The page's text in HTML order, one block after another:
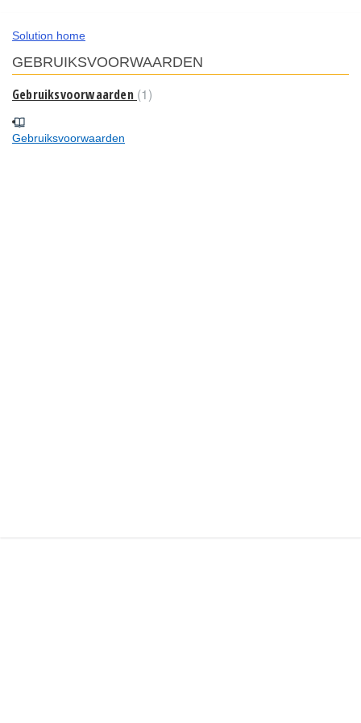
Solution home
GEBRUIKSVOORWAARDEN
Gebruiksvoorwaarden 1
Gebruiksvoorwaarden